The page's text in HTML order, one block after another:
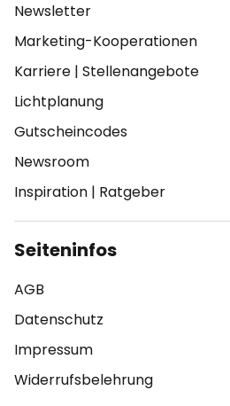
Newsletter
Marketing-Kooperationen
Karriere | Stellenangebote
Lichtplanung
Gutscheincodes
Newsroom
Inspiration | Ratgeber
Seiteninfos
AGB
Datenschutz
Impressum
Widerrufsbelehrung